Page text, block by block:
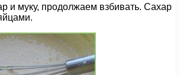
и муку, продолжаем взбивать. Сахар